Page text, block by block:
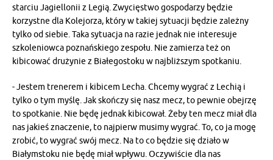
starciu Jagiellonii z Legią. Zwycięstwo gospodarzy będzie
korzystne dla Kolejorza, który w takiej sytuacji będzie zależny
tylko od siebie. Taka sytuacja na razie jednak nie interesuje
szkoleniowca poznańskiego zespołu. Nie zamierza też on
kibicować drużynie z Białegostoku w najbliższym spotkaniu.
- Jestem trenerem i kibicem Lecha. Chcemy wygrać z Lechią i
tylko o tym myślę. Jak skończy się nasz mecz, to pewnie obejrzę
to spotkanie. Nie będę jednak kibicował. Żeby ten mecz miał dla
nas jakieś znaczenie, to najpierw musimy wygrać. To, co ja mogę
zrobić, to wygrać swój mecz. Na to co będzie się działo w
Białymstoku nie będę miał wpływu. Oczywiście dla nas